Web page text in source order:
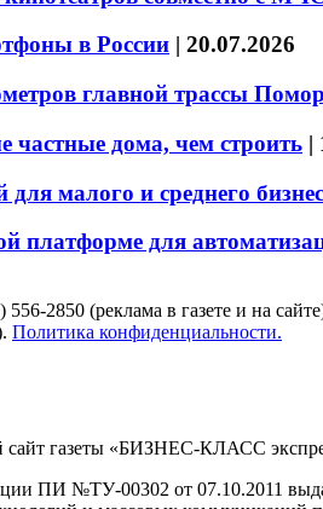
в России | 20.07.2026
главной трассы
дома, чем строить |
малого и среднего
платформе для
2850 (реклама в газете и на
Политика конфиденциальности.
газеты «БИЗНЕС-КЛАСС
ПИ №ТУ-00302 от 07.10.2011